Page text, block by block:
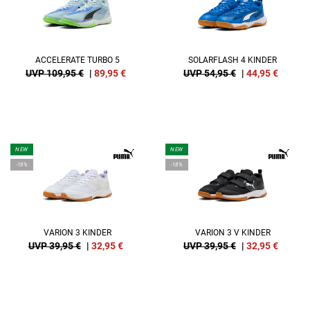
ACCELERATE TURBO 5
UVP 109,95 € | 89,95€
SOLARFLASH 4 KINDER
UVP 54,95 € | 44,95€
NEW
-18%
VARION 3 KINDER
UVP 39,95 € | 32,95€
NEW
-18%
VARION 3 V KINDER
UVP 39,95 € | 32,95€